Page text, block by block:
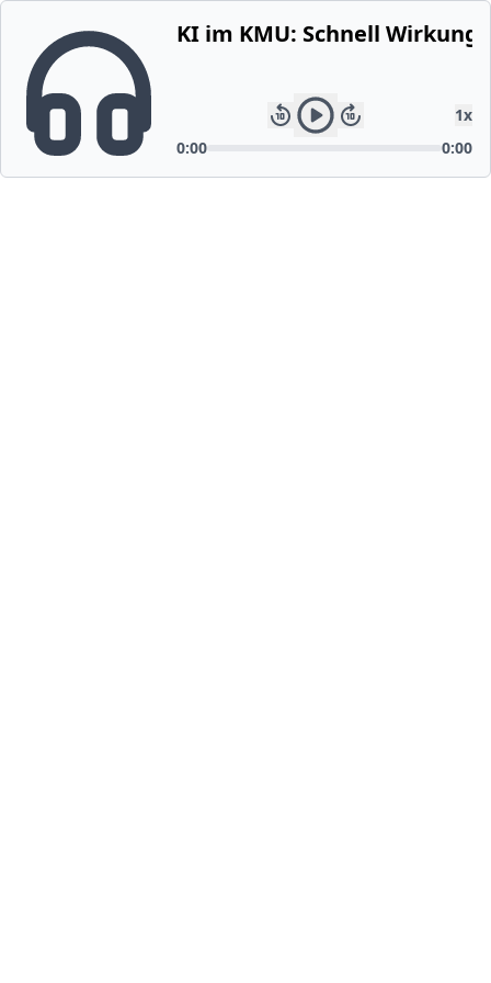
KI im KMU: Schnell Wirkung
1x
0:00
0:00